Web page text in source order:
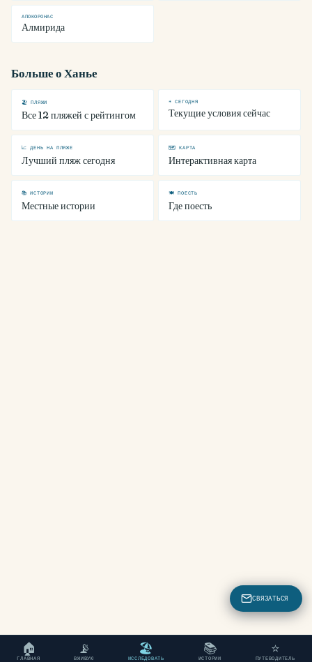
АПОКОРОНАС
Алмирида
Больше о Ханье
🏖 ПЛЯЖИ
Все 12 пляжей с рейтингом
☀ СЕГОДНЯ
Текущие условия сейчас
📈 ДЕНЬ НА ПЛЯЖЕ
Лучший пляж сегодня
🗺 КАРТА
Интерактивная карта
📚 ИСТОРИИ
Местные истории
🍽 ПОЕСТЬ
Где поесть
🏠
ГЛАВНАЯ
📡
ВЖИВУЮ
🏖
ИССЛЕДОВАТЬ
📚
ИСТОРИИ
⭐
ПУТЕВОДИТЕЛЬ
СВЯЗАТЬСЯ